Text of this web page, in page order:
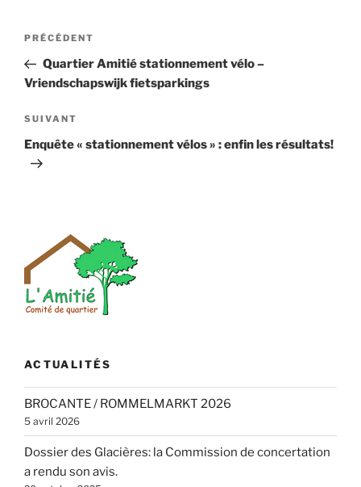
Navigation
l’article
Article
précédent
PRÉCÉDENT
Quartier Amitié stationnement vélo –
Vriendschapswijk fietsparkings
Article
suivant
SUIVANT
Enquête « stationnement vélos » : enfin les résultats!
ACTUALITÉS
BROCANTE / ROMMELMARKT 2026
5 avril 2026
Dossier des Glacières: la Commission de concertation
a rendu son avis.